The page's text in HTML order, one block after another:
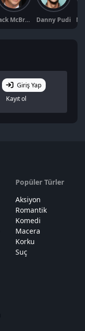
Jack McBrayer Danny Pudi
Giriş Yap
Kayıt ol
Popüler Türler
Aksiyon
Romantik
Komedi
Macera
Korku
Suç